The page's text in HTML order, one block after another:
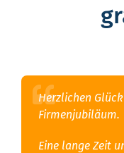
Herzlichen
Firmenjubiläum.
Eine lange Zeit